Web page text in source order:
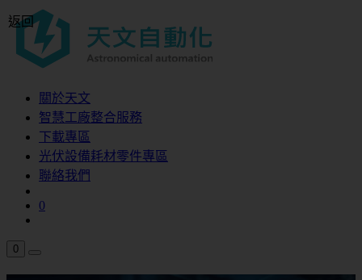
關於天文
智慧工廠整合服務
下載專區
光伏設備耗材零件專區
聯絡我們
0
0
返回